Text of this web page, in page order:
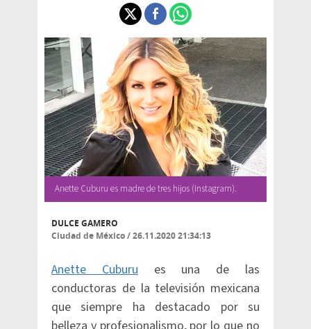
Anette Cuburu es madre de tres hijos (Instagram).
DULCE GAMERO
Ciudad de México/26.11.2020 21:34:13
Anette Cuburues una de las
conductoras de la televisión mexicana
que siempre ha destacado por su